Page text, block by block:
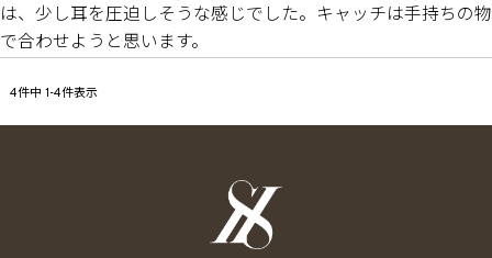
は、少し耳を圧迫しそうな感じでした。キャッチは手持ちの物
で合わせようと思います。
4件中 1-4件表示